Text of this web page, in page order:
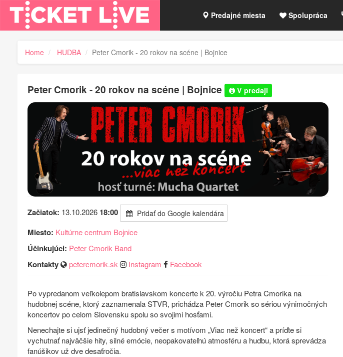
Predajné miesta Spolupráca
Home HUDBA Peter Cmorik - 20 rokov na scéne | Bojnice
Peter Cmorik - 20 rokov na scéne | Bojnice V predaji
Začiatok: 13.10.2026 18:00 Pridať do Google kalendára
Miesto: Kultúrne centrum Bojnice
Účinkujúci: Peter Cmorik Band
Kontakty petercmorik.sk Instagram Facebook
Po vypredanom veľkolepom bratislavskom koncerte k 20. výročiu Petra Cmorika na
hudobnej scéne, ktorý zaznamenala STVR, prichádza Peter Cmorik so sériou výnimočných
koncertov po celom Slovensku spolu so svojimi hosťami.
Nenechajte si ujsť jedinečný hudobný večer s motívom „Viac než koncert“ a príďte si
vychutnať najväčšie hity, silné emócie, neopakovateľnú atmosféru a hudbu, ktorá sprevádza
fanúšikov už dve desaťročia.